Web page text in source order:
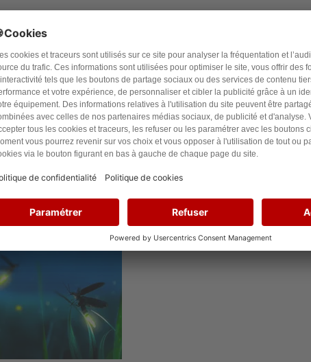
de la biodiversité et de l’endémisme végétal.
font partie.
avec 9 318 espèces endémiques, suivie de
endémiques.
679 et la Nouvelle-Calédonie 2 493.
par ailleurs pour certaines espèces extrêmement
géologique est mouvementée et particulière.
française.